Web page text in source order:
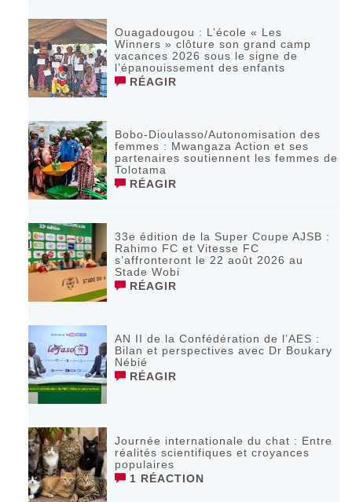
Ouagadougou : L’école « Les
Winners » clôture son grand camp
vacances 2026 sous le signe de
l’épanouissement des enfants
RÉAGIR
Bobo-Dioulasso/Autonomisation des
femmes : Mwangaza Action et ses
partenaires soutiennent les femmes de
Tolotama
RÉAGIR
33e édition de la Super Coupe AJSB :
Rahimo FC et Vitesse FC
s’affronteront le 22 août 2026 au
Stade Wobi
RÉAGIR
AN II de la Confédération de l’AES :
Bilan et perspectives avec Dr Boukary
Nébié
RÉAGIR
Journée internationale du chat : Entre
réalités scientifiques et croyances
populaires
1 RÉACTION